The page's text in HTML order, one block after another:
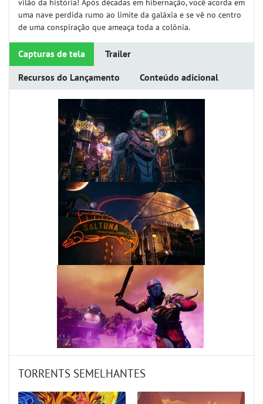
vilão da história! Após décadas em hibernação, você acorda em
uma nave perdida rumo ao limite da galáxia e se vê no centro
de uma conspiração que ameaça toda a colônia.
Capturas de tela Trailer
Recursos do Lançamento Conteúdo adicional
TORRENTS SEMELHANTES